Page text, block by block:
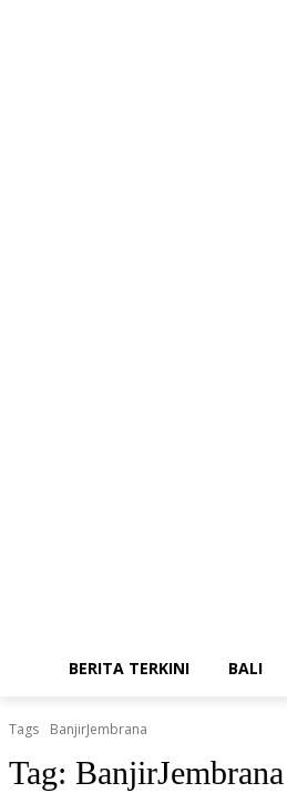
BERITA TERKINI BALI
Tags BanjirJembrana
Tag: BanjirJembrana